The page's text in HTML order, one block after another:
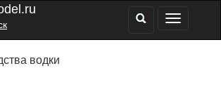
водки